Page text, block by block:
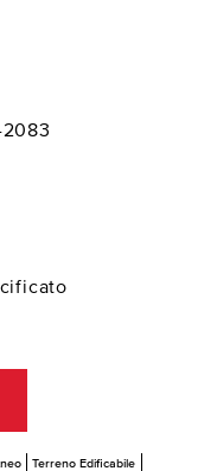
Terreno Edificabile